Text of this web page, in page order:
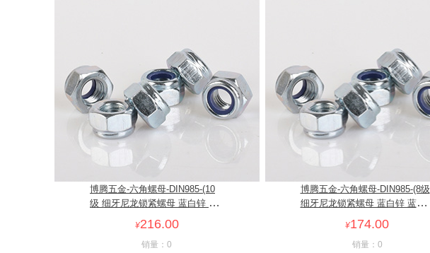
博腾五金-六角螺母-DIN985-(10
级 细牙尼龙锁紧螺母 蓝白锌 蓝
¥216.00
销量：0
博腾五金-六角螺母-DIN985-(8级
细牙尼龙锁紧螺母 蓝白锌 蓝
¥174.00
销量：0